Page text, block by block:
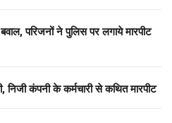
परिजनों ने पुलिस पर लगाये मारपीट
निजी कंपनी के कर्मचारी से कथित मारपीट